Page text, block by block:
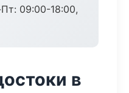
09:00-18:00,
в